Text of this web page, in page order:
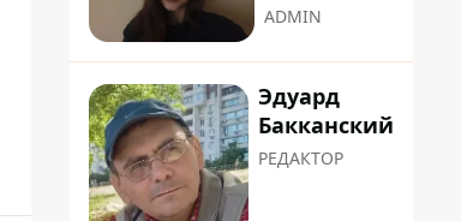
ADMIN
Эдуард
Бакканский
РЕДАКТОР